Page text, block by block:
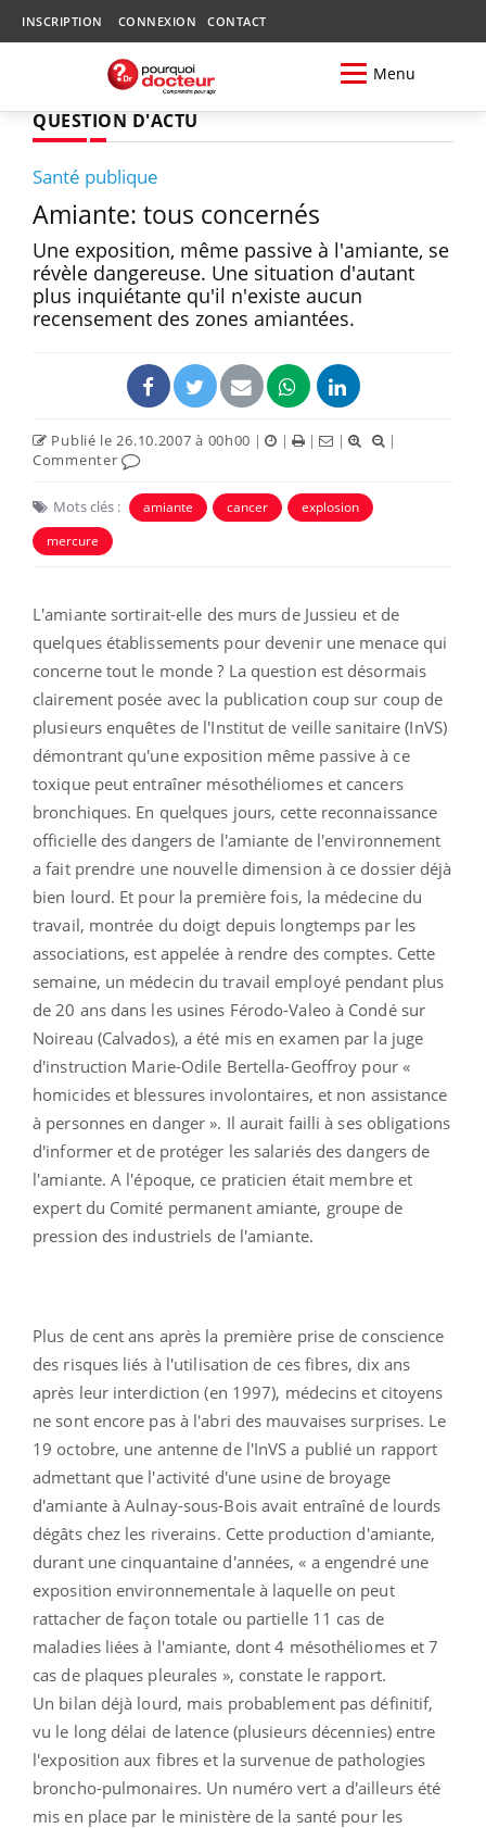
INSCRIPTION CONNEXION CONTACT
Menu
QUESTION D'ACTU
Santé publique
Amiante: tous concernés
Une exposition, même passive à l'amiante, se
révèle dangereuse. Une situation d'autant
plus inquiétante qu'il n'existe aucun
recensement des zones amiantées.
Publié le 26.10.2007 à 00h00 | | | |
|
Commenter
Mots clés : amiante cancer
explosion
mercure
L'amiante sortirait-elle des murs de Jussieu et de
quelques établissements pour devenir une menace qui
concerne tout le monde ? La question est désormais
clairement posée avec la publication coup sur coup de
plusieurs enquêtes de l'Institut de veille sanitaire (InVS)
démontrant qu'une exposition même passive à ce
toxique peut entraîner mésothéliomes et cancers
bronchiques. En quelques jours, cette reconnaissance
officielle des dangers de l'amiante de l'environnement
a fait prendre une nouvelle dimension à ce dossier déjà
bien lourd. Et pour la première fois, la médecine du
travail, montrée du doigt depuis longtemps par les
associations, est appelée à rendre des comptes. Cette
semaine, un médecin du travail employé pendant plus
de 20 ans dans les usines Férodo-Valeo à Condé sur
Noireau (Calvados), a été mis en examen par la juge
d'instruction Marie-Odile Bertella-Geoffroy pour «
homicides et blessures involontaires, et non assistance
à personnes en danger ». Il aurait failli à ses obligations
d'informer et de protéger les salariés des dangers de
l'amiante. A l'époque, ce praticien était membre et
expert du Comité permanent amiante, groupe de
pression des industriels de l'amiante.
Plus de cent ans après la première prise de conscience
des risques liés à l'utilisation de ces fibres, dix ans
après leur interdiction (en 1997), médecins et citoyens
ne sont encore pas à l'abri des mauvaises surprises. Le
19 octobre, une antenne de l'InVS a publié un rapport
admettant que l'activité d'une usine de broyage
d'amiante à Aulnay-sous-Bois avait entraîné de lourds
dégâts chez les riverains. Cette production d'amiante,
durant une cinquantaine d'années, « a engendré une
exposition environnementale à laquelle on peut
rattacher de façon totale ou partielle 11 cas de
maladies liées à l'amiante, dont 4 mésothéliomes et 7
cas de plaques pleurales », constate le rapport.
Un bilan déjà lourd, mais probablement pas définitif,
vu le long délai de latence (plusieurs décennies) entre
l'exposition aux fibres et la survenue de pathologies
broncho-pulmonaires. Un numéro vert a d'ailleurs été
mis en place par le ministère de la santé pour les